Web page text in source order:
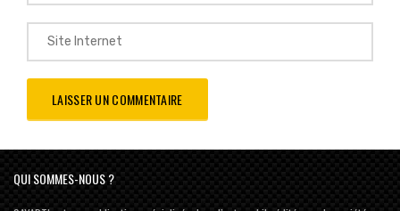
QUI SOMMES-NOUS ?